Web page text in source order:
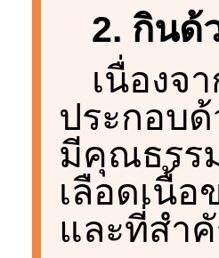
2. กินด้
เนื่องจ
ประกอบ
มีคุณธรร
เลือดเนื้
และที่สำ